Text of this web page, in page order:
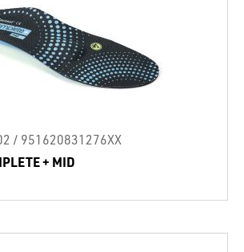
/ 951620831276XX
+ MID